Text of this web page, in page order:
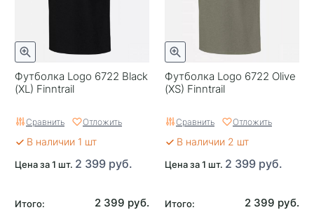
Футболка Logo 6722 Black
(XL) Finntrail
Сравнить Отложить
В наличии 1 шт
Цена за 1 шт. 2 399 руб.
Итого: 2 399 руб.
Футболка Logo 6722 Olive
(XS) Finntrail
Сравнить Отложить
В наличии 2 шт
Цена за 1 шт. 2 399 руб.
Итого: 2 399 руб.